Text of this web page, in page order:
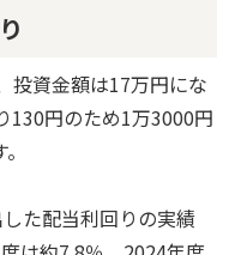
投資金額は17万円にな
130円のため1万3000円
た配当利回りの実績